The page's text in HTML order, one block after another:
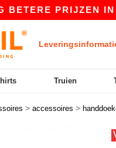
PRIJZEN IN DE
Truien
> accessoires >